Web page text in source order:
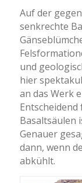
Auf der
senkrechte
und
hier
an das Werk
Basaltsäulen
Genauer
dann, wenn
abkühlt.